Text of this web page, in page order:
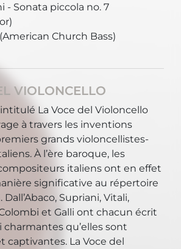
- Sonata piccola no. 7
Church Bass)
VIOLONCELLO
La Voce del Violoncello
à travers les inventions
grands violoncellistes-
À l’ère baroque, les
italiens ont en effet
significative au répertoire
Supriani, Vitali,
et Galli ont chacun écrit
charmantes qu’elles sont
captivantes. La Voce del